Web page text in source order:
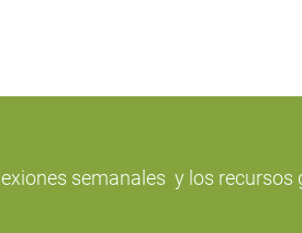
semanales y los